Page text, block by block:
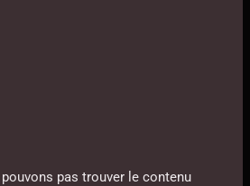
pas trouver le contenu